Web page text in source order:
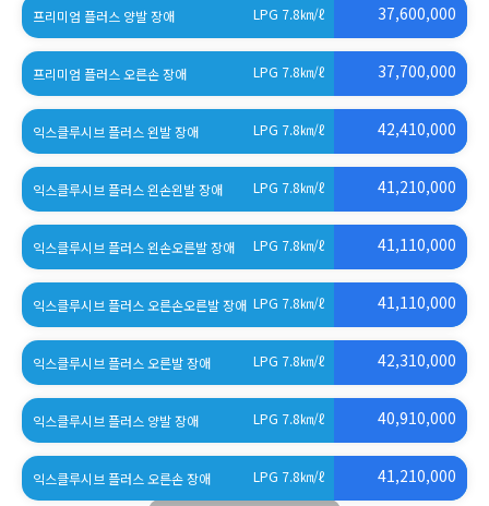
프리미엄 플러스 양발 장애 LPG 7.8㎞/ℓ 37,600,000
프리미엄 플러스 오른손 장애 LPG 7.8㎞/ℓ 37,700,000
익스클루시브 플러스 왼발 장애 LPG 7.8㎞/ℓ 42,410,000
익스클루시브 플러스 왼손왼발 장애 LPG 7.8㎞/ℓ 41,210,000
익스클루시브 플러스 왼손오른발 장애 LPG 7.8㎞/ℓ 41,110,000
익스클루시브 플러스 오른손오른발 장애 LPG 7.8㎞/ℓ 41,110,000
익스클루시브 플러스 오른발 장애 LPG 7.8㎞/ℓ 42,310,000
익스클루시브 플러스 양발 장애 LPG 7.8㎞/ℓ 40,910,000
익스클루시브 플러스 오른손 장애 LPG 7.8㎞/ℓ 41,210,000